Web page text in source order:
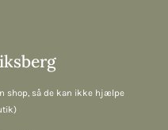
shop, så de kan ikke hjælpe